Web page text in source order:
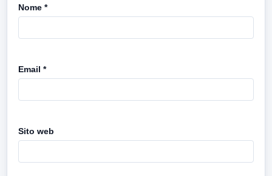
Nome *
Email *
Sito web